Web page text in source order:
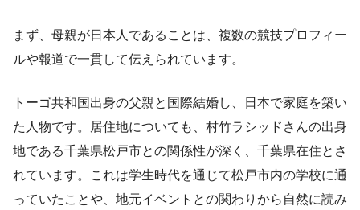
まず、母親が日本人であることは、複数の競技プロフィー
ルや報道で一貫して伝えられています。
トーゴ共和国出身の父親と国際結婚し、日本で家庭を築い
た人物です。居住地についても、村竹ラシッドさんの出身
地である千葉県松戸市との関係性が深く、千葉県在住とさ
れています。これは学生時代を通じて松戸市内の学校に通
っていたことや、地元イベントとの関わりから自然に読み